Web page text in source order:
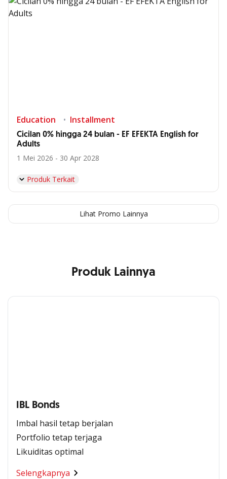
Education Installment
Cicilan 0% hingga 24 bulan - EF EFEKTA English for
Adults
1 Mei 2026 - 30 Apr 2028
Produk Terkait
Lihat Promo Lainnya
Produk Lainnya
IBL Bonds
Imbal hasil tetap berjalan ​
Portfolio tetap terjaga
Likuiditas optimal
Selengkapnya